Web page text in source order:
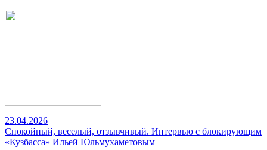
23.04.2026
Спокойный, веселый, отзывчивый. Интервью с блокирующим
«Кузбасса» Ильей Юльмухаметовым